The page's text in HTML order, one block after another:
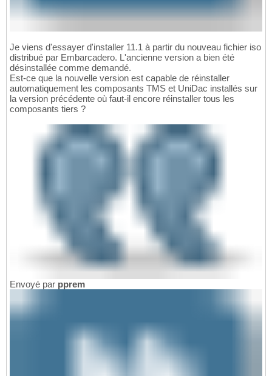
Je viens d'essayer d'installer 11.1 à partir du nouveau fichier iso
distribué par Embarcadero. L'ancienne version a bien été
désinstallée comme demandé.
Est-ce que la nouvelle version est capable de réinstaller
automatiquement les composants TMS et UniDac installés sur
la version précédente où faut-il encore réinstaller tous les
composants tiers ?
Envoyé par pprem